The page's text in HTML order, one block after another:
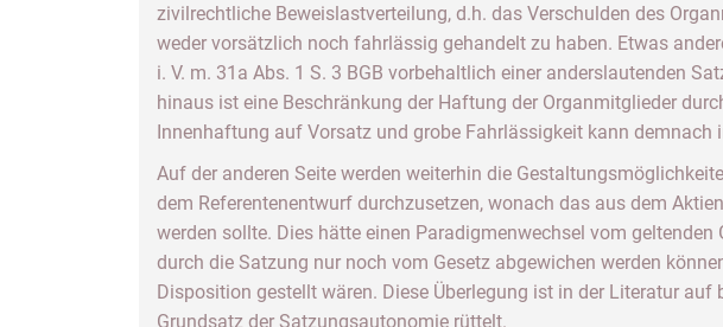
zivilrechtliche Beweislastverteilung, d.h. das Verschulden des
weder vorsätzlich noch fahrlässig gehandelt zu haben. Etwas
i. V. m. 31a Abs. 1 S. 3 BGB vorbehaltlich einer anderslautenden
hinaus ist eine Beschränkung der Haftung der Organmitglieder
Innenhaftung auf Vorsatz und grobe Fahrlässigkeit kann
Auf der anderen Seite werden weiterhin die
dem Referentenentwurf durchzusetzen, wonach das aus dem
werden sollte. Dies hätte einen Paradigmenwechsel vom
durch die Satzung nur noch vom Gesetz abgewichen werden
Disposition gestellt wären. Diese Überlegung ist in der Literatur
Grundsatz der Satzungsautonomie rüttelt.